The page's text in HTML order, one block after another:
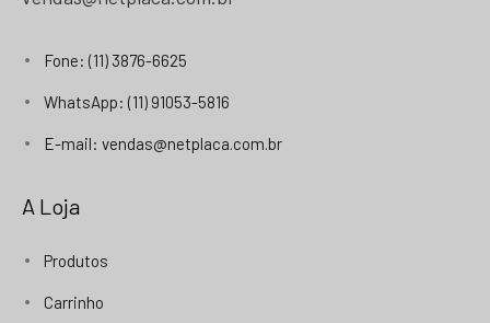
Fone: (11) 3876-6625
WhatsApp: (11) 91053-5816
E-mail: vendas@netplaca.com.br
A Loja
Produtos
Carrinho